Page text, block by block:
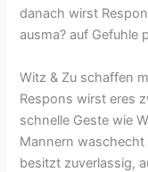
danach wirst
ausma? auf Gefuhle
Witz & Zu schaffen
Respons wirst eres
schnelle Geste wie
Mannern waschecht
besitzt zuverlassig,